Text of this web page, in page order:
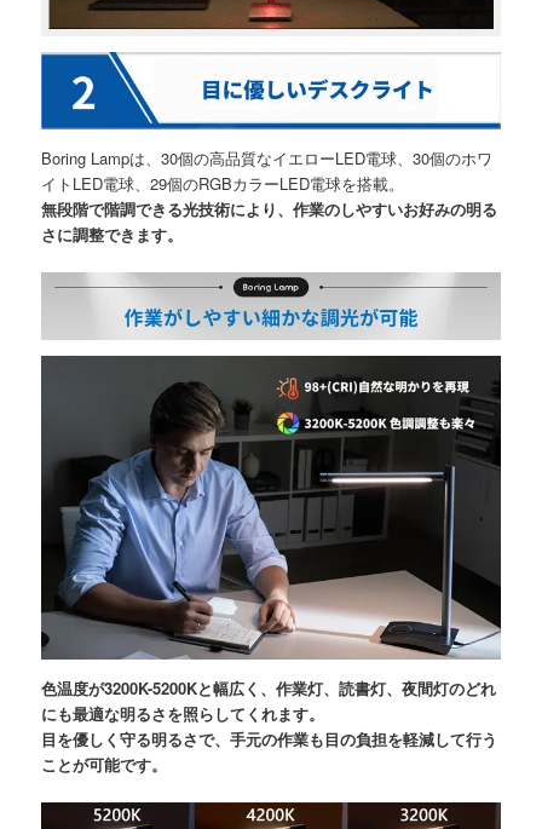
Boring Lampは、30個の高品質なイエローLED電球、30個のホワ
イトLED電球、29個のRGBカラーLED電球を搭載。
無段階で階調できる光技術により、作業のしやすいお好みの明る
さに調整できます。
色温度が3200K-5200Kと幅広く、作業灯、読書灯、夜間灯のどれ
にも最適な明るさを照らしてくれます。
目を優しく守る明るさで、手元の作業も目の負担を軽減して行う
ことが可能です。